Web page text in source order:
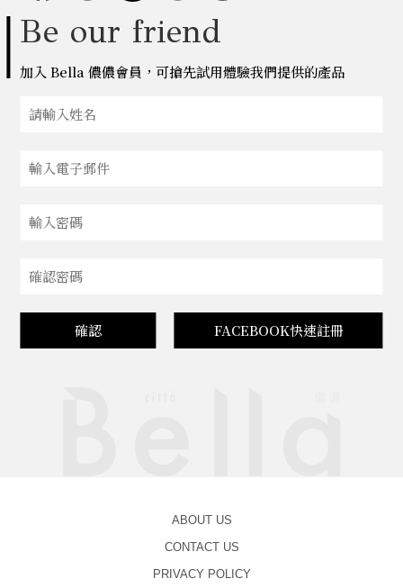
Be our friend
加入 Bella 儂儂會員，可搶先試用體驗我們提供的產品
確認 FACEBOOK快速註冊
ABOUT US
CONTACT US
PRIVACY POLICY